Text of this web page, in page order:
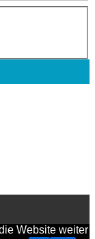
Website weiter